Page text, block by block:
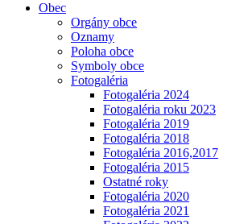
Obec
Orgány obce
Oznamy
Poloha obce
Symboly obce
Fotogaléria
Fotogaléria 2024
Fotogaléria roku 2023
Fotogaléria 2019
Fotogaléria 2018
Fotogaléria 2016,2017
Fotogaléria 2015
Ostatné roky
Fotogaléria 2020
Fotogaléria 2021